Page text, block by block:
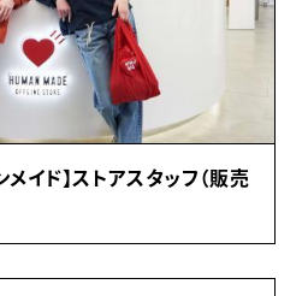
イド】ストアスタッフ（販売